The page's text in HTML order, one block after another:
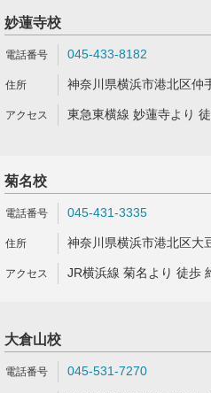
妙蓮寺校
045-433-8182
神奈川県横浜市港北区仲
東急東横線 妙蓮寺より
菊名校
045-431-3335
神奈川県横浜市港北区大
JR横浜線 菊名より 徒歩
大倉山校
045-531-7270